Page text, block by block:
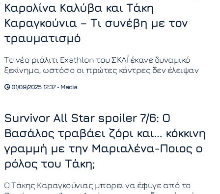
Καρολίνα Καλύβα και Τάκη
Καραγκούνια – Τι συνέβη με τον
τραυματισμό
Το νέο ριάλιτι Exathlon του ΣΚΑΪ έκανε δυναμικό
ξεκίνημα, ωστόσο οι πρώτες κόντρες δεν έλειψαν
01/09/2025 12:37 • Media
Survivor All Star spoiler 7/6: Ο
Βασάλος τραβάει ζόρι και… κόκκινη
γραμμή με την Μαριαλένα-Ποιος ο
ρόλος του Τάκη;
Ο Τάκης Καραγκούνιας μπορεί να έφυγε από το